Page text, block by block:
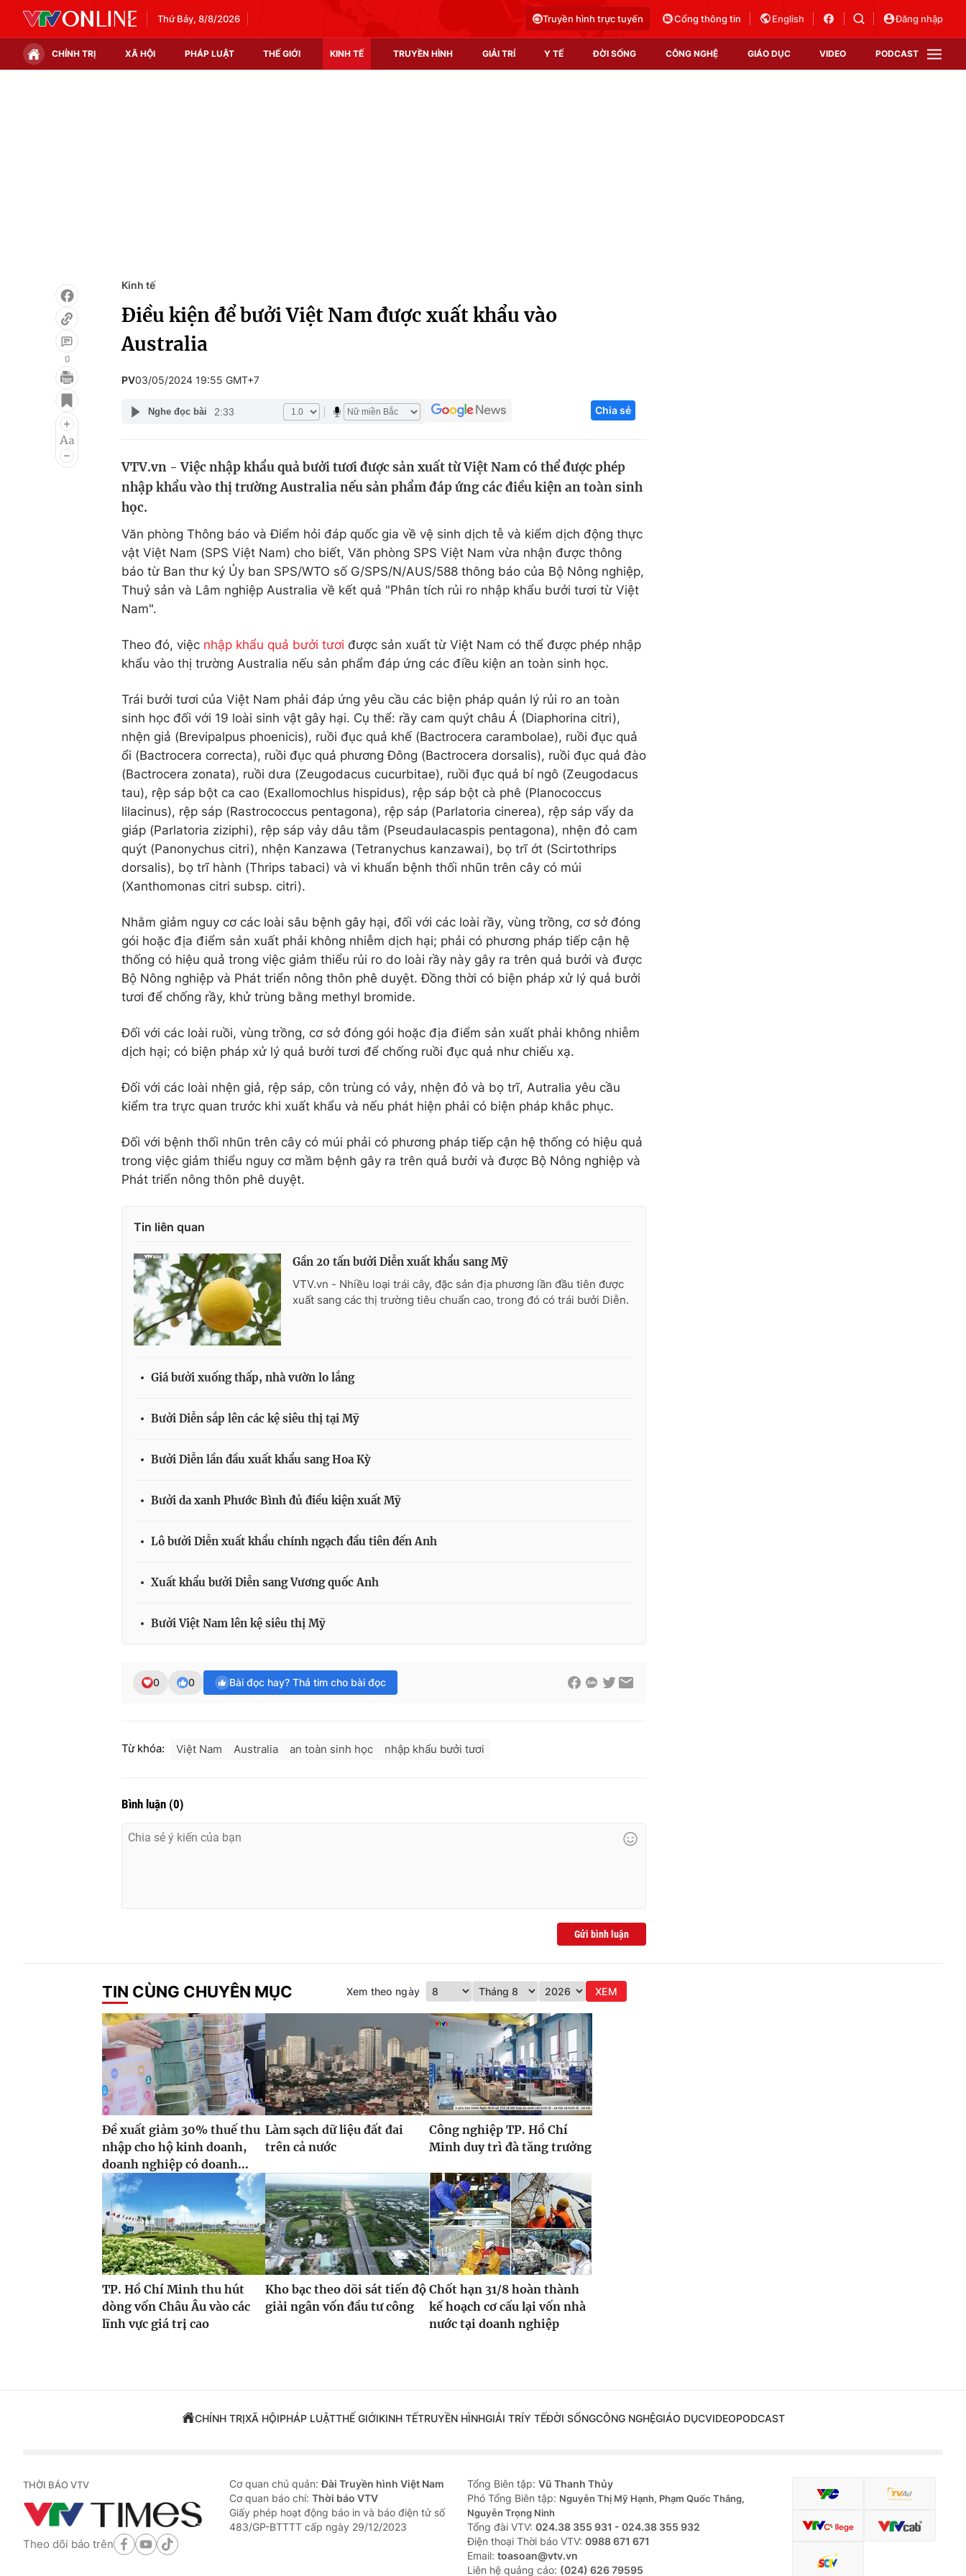
Thứ Bảy, 8/8/2026 Truyền hình trực tuyến Cổng thông tin English Đăng nhập
CHÍNH TRỊ XÃ HỘI PHÁP LUẬT THẾ GIỚI KINH TẾ TRUYỀN HÌNH GIẢI TRÍ Y TẾ ĐỜI SỐNG CÔNG NGHỆ GIÁO DỤC VIDEO PODCAST
Điện ảnh
Âm nhạc
Du lịch
Chất lượng cuộc sống
Tuyển sinh
Hitech Công nghệ tương lai
Thị trường
0
Kinh tế
Điều kiện để bưởi Việt Nam được xuất khẩu vào
Australia
PV03/05/2024 19:55 GMT+7
Nghe đọc bài 2:33 Chia sẻ
VTV.vn - Việc nhập khẩu quả bưởi tươi được sản xuất từ Việt Nam có thể được phép
nhập khẩu vào thị trường Australia nếu sản phẩm đáp ứng các điều kiện an toàn sinh
học.
Văn phòng Thông báo và Điểm hỏi đáp quốc gia về vệ sinh dịch tễ và kiểm dịch động thực
vật Việt Nam (SPS Việt Nam) cho biết, Văn phòng SPS Việt Nam vừa nhận được thông
báo từ Ban thư ký Ủy ban SPS/WTO số G/SPS/N/AUS/588 thông báo của Bộ Nông nghiệp,
Thuỷ sản và Lâm nghiệp Australia về kết quả "Phân tích rủi ro nhập khẩu bưởi tươi từ Việt
Nam".
Theo đó, việc nhập khẩu quả bưởi tươi được sản xuất từ Việt Nam có thể được phép nhập
khẩu vào thị trường Australia nếu sản phẩm đáp ứng các điều kiện an toàn sinh học.
Trái bưởi tươi của Việt Nam phải đáp ứng yêu cầu các biện pháp quản lý rủi ro an toàn
sinh học đối với 19 loài sinh vật gây hại. Cụ thể: rầy cam quýt châu Á (Diaphorina citri),
nhện giả (Brevipalpus phoenicis), ruồi đục quả khế (Bactrocera carambolae), ruồi đục quả
ổi (Bactrocera correcta), ruồi đục quả phương Đông (Bactrocera dorsalis), ruồi đục quả đào
(Bactrocera zonata), ruồi dưa (Zeugodacus cucurbitae), ruồi đục quả bí ngô (Zeugodacus
tau), rệp sáp bột ca cao (Exallomochlus hispidus), rệp sáp bột cà phê (Planococcus
lilacinus), rệp sáp (Rastrococcus pentagona), rệp sáp (Parlatoria cinerea), rệp sáp vẩy da
giáp (Parlatoria ziziphi), rệp sáp vảy dâu tằm (Pseudaulacaspis pentagona), nhện đỏ cam
quýt (Panonychus citri), nhện Kanzawa (Tetranychus kanzawai), bọ trĩ ớt (Scirtothrips
dorsalis), bọ trĩ hành (Thrips tabaci) và vi khuẩn bệnh thối nhũn trên cây có múi
(Xanthomonas citri subsp. citri).
Nhằm giảm nguy cơ các loài sâu bệnh gây hại, đối với các loài rầy, vùng trồng, cơ sở đóng
gói hoặc địa điểm sản xuất phải không nhiễm dịch hại; phải có phương pháp tiếp cận hệ
thống có hiệu quả trong việc giảm thiểu rủi ro do loài rầy này gây ra trên quả bưởi và được
Bộ Nông nghiệp và Phát triển nông thôn phê duyệt. Đồng thời có biện pháp xử lý quả bưởi
tươi để chống rầy, khử trùng bằng methyl bromide.
Đối với các loài ruồi, vùng trồng, cơ sở đóng gói hoặc địa điểm sản xuất phải không nhiễm
dịch hại; có biện pháp xử lý quả bưởi tươi để chống ruồi đục quả như chiếu xạ.
Đối với các loài nhện giả, rệp sáp, côn trùng có vảy, nhện đỏ và bọ trĩ, Autralia yêu cầu
kiểm tra trực quan trước khi xuất khẩu và nếu phát hiện phải có biện pháp khắc phục.
Đối với bệnh thối nhũn trên cây có múi phải có phương pháp tiếp cận hệ thống có hiệu quả
trong việc giảm thiểu nguy cơ mầm bệnh gây ra trên quả bưởi và được Bộ Nông nghiệp và
Phát triển nông thôn phê duyệt.
Tin liên quan
Gần 20 tấn bưởi Diễn xuất khẩu sang Mỹ
VTV.vn - Nhiều loại trái cây, đặc sản địa phương lần đầu tiên được
xuất sang các thị trường tiêu chuẩn cao, trong đó có trái bưởi Diễn.
Giá bưởi xuống thấp, nhà vườn lo lắng
Bưởi Diễn sắp lên các kệ siêu thị tại Mỹ
Bưởi Diễn lần đầu xuất khẩu sang Hoa Kỳ
Bưởi da xanh Phước Bình đủ điều kiện xuất Mỹ
Lô bưởi Diễn xuất khẩu chính ngạch đầu tiên đến Anh
Xuất khẩu bưởi Diễn sang Vương quốc Anh
Bưởi Việt Nam lên kệ siêu thị Mỹ
0 0 Bài đọc hay? Thả tim cho bài đọc
Từ khóa: Việt Nam Australia an toàn sinh học nhập khẩu bưởi tươi
Bình luận (0)
Gửi bình luận
TIN CÙNG CHUYÊN MỤC Xem theo ngày XEM
Đề xuất giảm 30% thuế thu
nhập cho hộ kinh doanh,
doanh nghiệp có doanh...
Làm sạch dữ liệu đất đai
trên cả nước
Công nghiệp TP. Hồ Chí
Minh duy trì đà tăng trưởng
TP. Hồ Chí Minh thu hút
dòng vốn Châu Âu vào các
lĩnh vực giá trị cao
Kho bạc theo dõi sát tiến độ
giải ngân vốn đầu tư công
Chốt hạn 31/8 hoàn thành
kế hoạch cơ cấu lại vốn nhà
nước tại doanh nghiệp
CHÍNH TRỊXÃ HỘIPHÁP LUẬTTHẾ GIỚIKINH TẾTRUYỀN HÌNHGIẢI TRÍY TẾĐỜI SỐNGCÔNG NGHỆGIÁO DỤCVIDEOPODCAST
THỜI BÁO VTV
Theo dõi báo trên
Cơ quan chủ quản:Đài Truyền hình Việt Nam
Cơ quan báo chí: Thời báo VTV
Giấy phép hoạt động báo in và báo điện tử số
483/GP-BTTTT cấp ngày 29/12/2023
Tổng Biên tập: Vũ Thanh Thủy
Phó Tổng Biên tập: Nguyễn Thị Mỹ Hạnh, Phạm Quốc Thắng,
Nguyễn Trọng Ninh
Tổng đài VTV: 024.38 355 931 - 024.38 355 932
Ðiện thoại Thời báo VTV: 0988 671 671
Email: toasoan@vtv.vn
Liên hệ quảng cáo: (024) 626 79595